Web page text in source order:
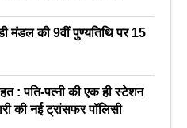
मंडल की 9वीं पुण्यतिथि पर 15
: पति-पत्नी की एक ही स्टेशन
की नई ट्रांसफर पॉलिसी